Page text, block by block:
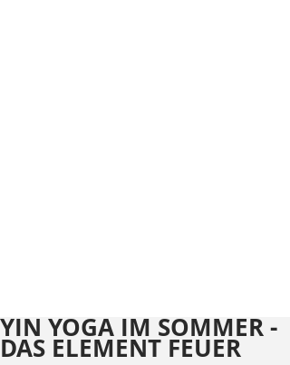
YIN YOGA IM SOMMER -
DAS ELEMENT FEUER